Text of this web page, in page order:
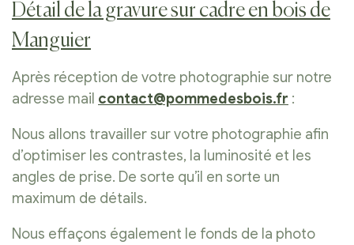
Détail de la gravure sur cadre en bois de
Manguier
Après réception de votre photographie sur notre
adresse mail contact@pommedesbois.fr :
Nous allons travailler sur votre photographie afin
d’optimiser les contrastes, la luminosité et les
angles de prise. De sorte qu’il en sorte un
maximum de détails.
Nous effaçons également le fonds de la photo